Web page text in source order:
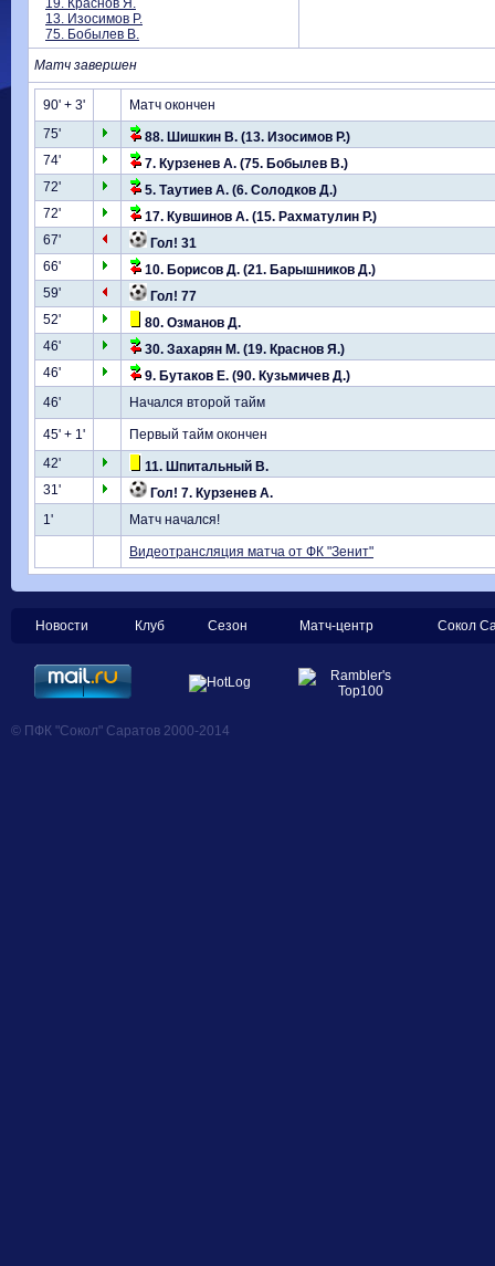
19. Краснов Я.
13. Изосимов Р.
75. Бобылев В.
Матч завершен
90' + 3'
Матч окончен
75'
88. Шишкин В. (13. Изосимов Р.)
74'
7. Курзенев А. (75. Бобылев В.)
72'
5. Таутиев А. (6. Солодков Д.)
72'
17. Кувшинов А. (15. Рахматулин Р.)
67'
Гол! 31
66'
10. Борисов Д. (21. Барышников Д.)
59'
Гол! 77
52'
80. Озманов Д.
46'
30. Захарян М. (19. Краснов Я.)
46'
9. Бутаков Е. (90. Кузьмичев Д.)
46'
Начался второй тайм
45' + 1'
Первый тайм окончен
42'
11. Шпитальный В.
31'
Гол! 7. Курзенев А.
1'
Матч начался!
Видеотрансляция матча от ФК "Зенит"
Новости Клуб Сезон Матч-центр Сокол
© ПФК "Сокол" Саратов 2000-2014